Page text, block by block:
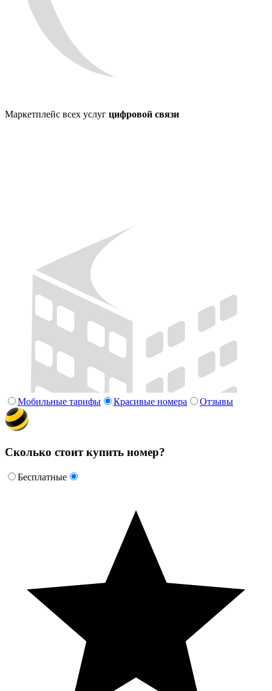
Маркетплейс всех услуг цифровой связи
Мобильные тарифы Красивые номера Отзывы
Сколько стоит купить номер?
Бесплатные